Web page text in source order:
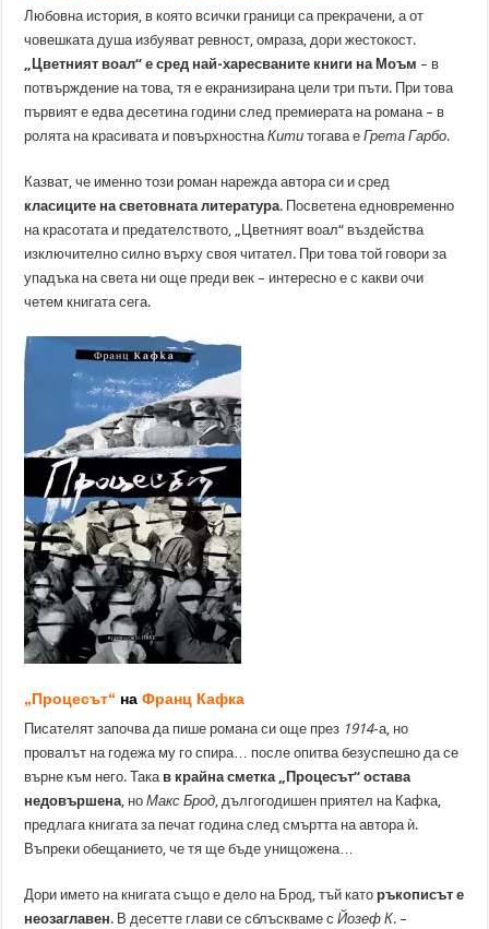
Любовна история, в която всички граници са прекрачени, а от
човешката душа избуяват ревност, омраза, дори жестокост.
„Цветният воал“ е сред най-харесваните книги на Моъм – в
потвърждение на това, тя е екранизирана цели три пъти. При това
първият е едва десетина години след премиерата на романа – в
ролята на красивата и повърхностнаКити тогава еГрета Гарбо.
Казват, че именно този роман нарежда автора си и сред
класиците на световната литература. Посветена едновременно
на красотата и предателството, „Цветният воал“ въздейства
изключително силно върху своя читател. При това той говори за
упадъка на света ни още преди век – интересно е с какви очи
четем книгата сега.
„Процесът“ наФранц Кафка
Писателят започва да пише романа си още през 1914-а, но
провалът на годежа му го спира… после опитва безуспешно да се
върне към него. Така в крайна сметка „Процесът“ остава
недовършена, ноМакс Брод, дългогодишен приятел на Кафка,
предлага книгата за печат година след смъртта на автора ѝ.
Въпреки обещанието, че тя ще бъде унищожена…
Дори името на книгата също е дело на Брод, тъй каторъкописът е
неозаглавен. В десетте глави се сблъскваме сЙозеф К. –